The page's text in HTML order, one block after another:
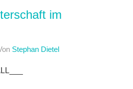
im
Stephan Dietel